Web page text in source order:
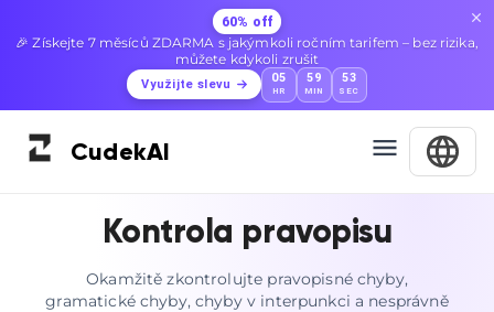
60% off
🎉 Získejte 7 měsíců ZDARMA s jakýmkoli ročním tarifem – bez rizika,
můžete kdykoli zrušit
Využijte slevu 05
HR
59
MIN
52
SEC
CudekAI
Kontrola pravopisu
Okamžitě zkontrolujte pravopisné chyby,
gramatické chyby, chyby v interpunkci a nesprávně